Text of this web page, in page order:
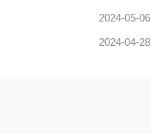
2024-05-06
2024-04-28